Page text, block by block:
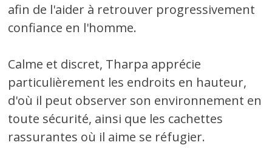
afin de l'aider à retrouver progressivement
confiance en l'homme.
Calme et discret, Tharpa apprécie
particulièrement les endroits en hauteur,
d'où il peut observer son environnement en
toute sécurité, ainsi que les cachettes
rassurantes où il aime se réfugier.